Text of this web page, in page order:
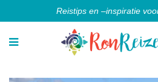
Reistips en –inspiratie